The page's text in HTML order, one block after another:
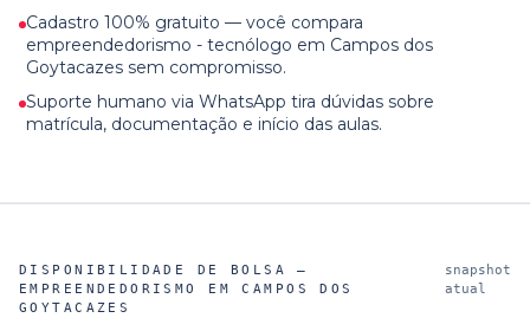
Cadastro 100% gratuito — você compara
empreendedorismo - tecnólogo em Campos dos
Goytacazes sem compromisso.
Suporte humano via WhatsApp tira dúvidas sobre
matrícula, documentação e início das aulas.
DISPONIBILIDADE DE BOLSA —
EMPREENDEDORISMO
EMCAMPOS DOS
GOYTACAZES
snapshot
atual